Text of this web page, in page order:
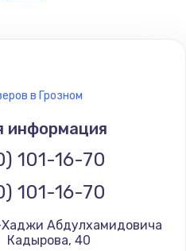
в Грозном
информация
101-16-70
101-16-70
Кадырова, 40